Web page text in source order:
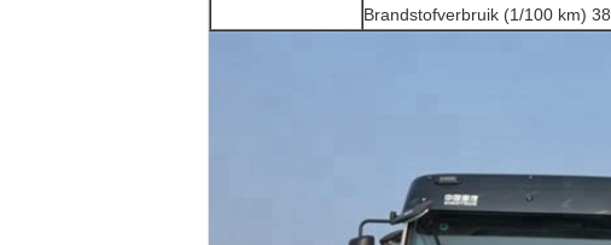
Brandstofverbruik (1/100 km) 38